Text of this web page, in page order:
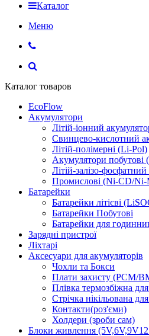
Каталог
Меню
Каталог товаров
EcoFlow
Акумулятори
Літій-іонний
Свинцево-кислотний
Літій-полімерні (Li-Pol)
Акумулятори
Літій-залізо-
Промислові (Ni-CD/
Батарейки
Батарейки літієві
Батарейки Побутові
Батарейки для
Зарядні пристрої
Ліхтарі
Аксесуари для акумуляторів
Чохли та Бокси
Плати захисту (PCM/
Плівка термозбіжна
Стрічка нікільована
Контакти(роз'єми)
Холдери (зроби сам)
Блоки живлення